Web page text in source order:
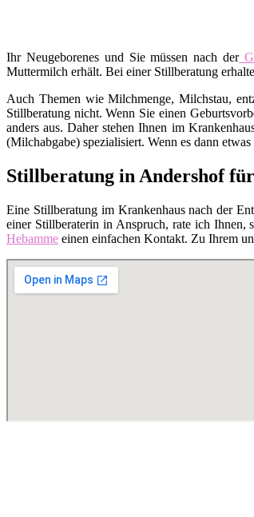
Ihr Neugeborenes und Sie müssen nach der
Muttermilch erhält. Bei einer Stillberatung
Auch Themen wie Milchmenge, Milchstau,
Stillberatung nicht. Wenn Sie einen
anders aus. Daher stehen Ihnen im
(Milchabgabe) spezialisiert. Wenn es dann
Stillberatung in Andershof
Eine Stillberatung im Krankenhaus nach der
einer Stillberaterin in Anspruch, rate ich Ihnen,
Hebamme einen einfachen Kontakt. Zu Ihrem